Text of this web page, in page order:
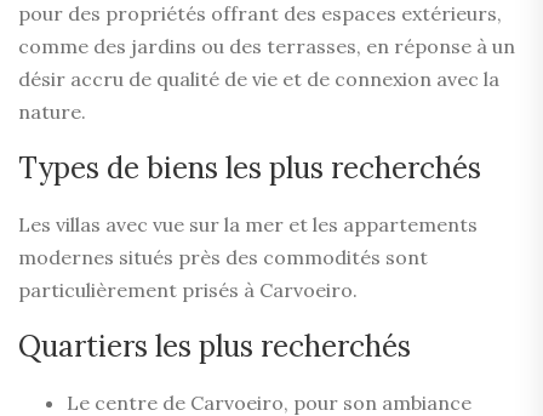
pour des propriétés offrant des espaces extérieurs,
comme des jardins ou des terrasses, en réponse à un
désir accru de qualité de vie et de connexion avec la
nature.
Types de biens les plus recherchés
Les villas avec vue sur la mer et les appartements
modernes situés près des commodités sont
particulièrement prisés à Carvoeiro.
Quartiers les plus recherchés
Le centre de Carvoeiro, pour son ambiance